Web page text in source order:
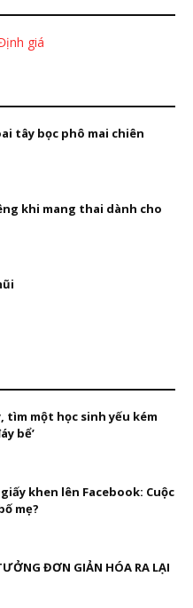
tây bọc phô mai chiên
khi mang thai dành cho
tìm một học sinh yếu kém
bể’
khen lên Facebook: Cuộc
mẹ?
ĐƠN GIẢN HÓA RA LẠI